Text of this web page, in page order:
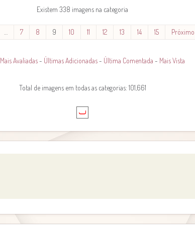
Existem 338 imagens na categoria
7 8 9 10 11 12 13 14 15 Próximo
Mais Avaliadas- Últimas Adicionadas- Última Comentada - Mais Vista
Total de imagens em todas as categorias: 101,661